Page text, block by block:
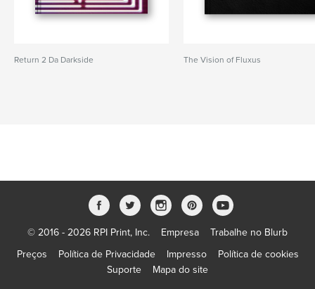
Return 2 Da Darkside The Vision of Fluxus
© 2016 - 2026 RPI Print, Inc. Empresa
Trabalhe no Blurb
Preços
Política de Privacidade Impresso
Política de cookies
Suporte
Mapa do site